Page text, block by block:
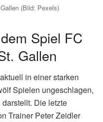
(Bild: Pexels)
Spiel FC
Gallen
in einer starken
Spielen ungeschlagen,
Die letzte
Trainer Peter Zeidler